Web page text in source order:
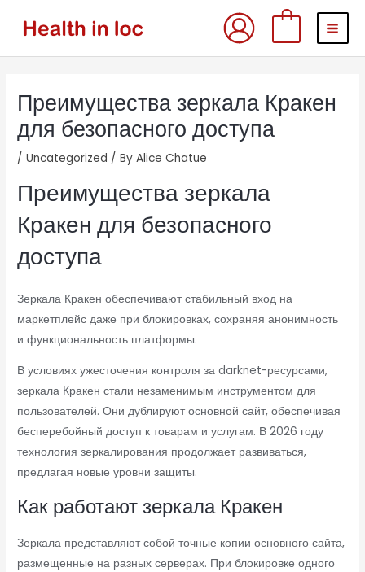
Преимущества зеркала Кракен
для безопасного доступа
/Uncategorized / ByAlice Chatue
Преимущества зеркала
Кракен для безопасного
доступа
Зеркала Кракен обеспечивают стабильный вход на
маркетплейс даже при блокировках, сохраняя анонимность
и функциональность платформы.
В условиях ужесточения контроля за darknet-ресурсами,
зеркала Кракен стали незаменимым инструментом для
пользователей. Они дублируют основной сайт, обеспечивая
бесперебойный доступ к товарам и услугам. В 2026 году
технология зеркалирования продолжает развиваться,
предлагая новые уровни защиты.
Как работают зеркала Кракен
Зеркала представляют собой точные копии основного сайта,
размещенные на разных серверах. При блокировке одного
navigation